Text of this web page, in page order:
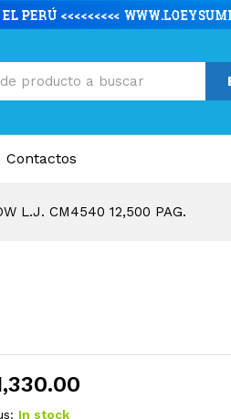
Contactos
L.J. CM4540 12,500 PAG.
In stock
(0)